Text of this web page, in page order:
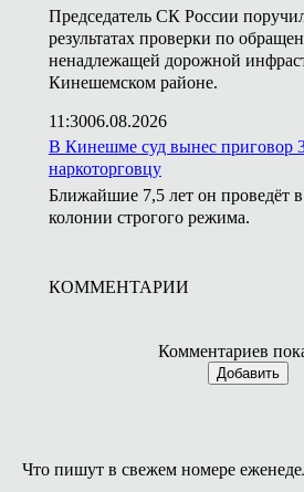
Председатель СК России
результатах проверки по
ненадлежащей дорожной
Кинешемском районе.
11:3006.08.2026
В Кинешме суд вынес приговор
наркоторговцу
Ближайшие 7,5 лет он проведёт
колонии строгого режима.
КОММЕНТАРИИ
Комментариев
Добавить
Что пишут в свежем номере